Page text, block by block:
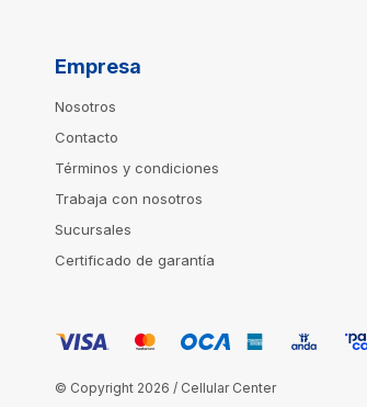
Empresa
Nosotros
Contacto
Términos y condiciones
Trabaja con nosotros
Sucursales
Certificado de garantía
© Copyright 2026 / Cellular Center